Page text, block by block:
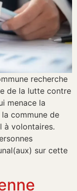
recherche
de la lutte contre
menace la
commune de
à volontaires.
sur cette